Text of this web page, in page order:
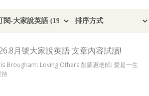
月號大家說英語 文章內容試讀!
Brougham: Loving Others 彭蒙惠老師: 愛是一生
持